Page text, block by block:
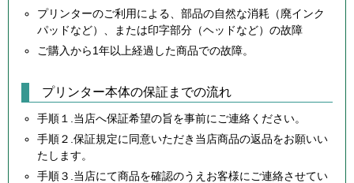
プリンターのご利用による、部品の自然な消耗（廃インク
パッドなど）、または印字部分（ヘッドなど）の故障
ご購入から1年以上経過した商品での故障。
プリンター本体の保証までの流れ
手順１.当店へ保証希望の旨を事前にご連絡ください。
手順２.保証規定に同意いただき当店商品の返品をお願いい
たします。
手順３.当店にて商品を確認のうえお客様にご連絡させてい